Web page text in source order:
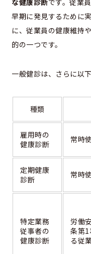
な健康診断です。従業
早期に発見するために
に、従業員の健康維持
的の一つです。
一般健診は、さらに以
種類
雇用時の
健康診断
常時
定期健康
診断
常時
特定業務
従事者の
健康診断
労働
条第1
る従